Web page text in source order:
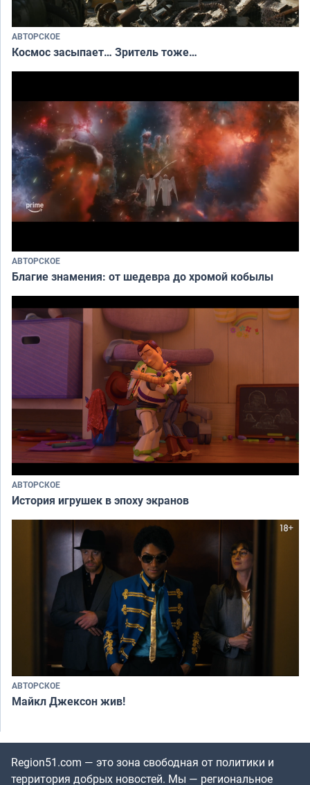
АВТОРСКОЕ
Космос засыпает… Зритель тоже…
АВТОРСКОЕ
Благие знамения: от шедевра до хромой кобылы
АВТОРСКОЕ
История игрушек в эпоху экранов
АВТОРСКОЕ
Майкл Джексон жив!
Region51.com — это зона свободная от политики и
территория добрых новостей. Мы — региональное